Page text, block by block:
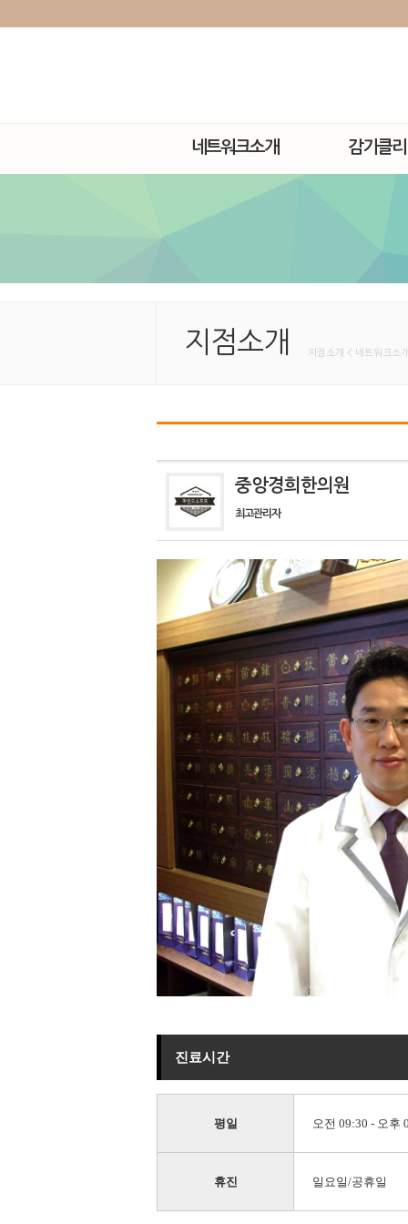
네트워크소개 감기클
지점소개 지점소개 < 네트워크소
중앙경희한의원
최고관리자
진료시간
평일 오전 09:30 - 오후
휴진 일요일/공휴일